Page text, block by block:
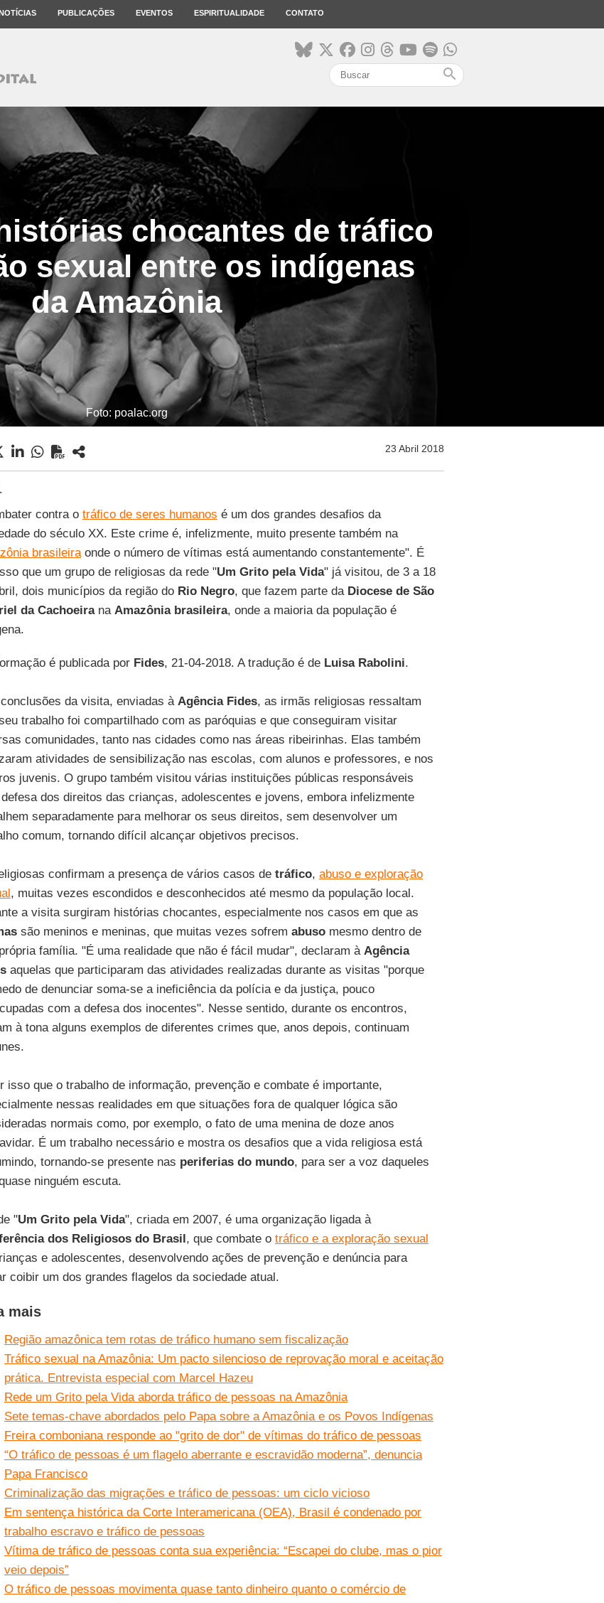
PUBLICAÇÕES EVENTOS ESPIRITUALIDADE CONTATO
search
chocantes de tráfico
sexual entre os indígenas
da Amazônia
Foto: poalac.org
23 Abril 2018
contra o tráfico de seres humanos é um dos grandes desafios da
do século XX. Este crime é, infelizmente, muito presente também na
brasileiraonde o número de vítimas está aumentando constantemente". É
que um grupo de religiosas da rede "Um Grito pela Vida" já visitou, de 3 a 18
dois municípios da região do Rio Negro, que fazem parte da Diocese de São
da Cachoeirana Amazônia brasileira, onde a maioria da população é
é publicada por Fides, 21-04-2018. A tradução é de Luisa Rabolini.
da visita, enviadas à Agência Fides, as irmãs religiosas ressaltam
trabalho foi compartilhado com as paróquias e que conseguiram visitar
comunidades, tanto nas cidades como nas áreas ribeirinhas. Elas também
atividades de sensibilização nas escolas, com alunos e professores, e nos
juvenis. O grupo também visitou várias instituições públicas responsáveis
dos direitos das crianças, adolescentes e jovens, embora infelizmente
separadamente para melhorar os seus direitos, sem desenvolver um
comum, tornando difícil alcançar objetivos precisos.
confirmam a presença de vários casos de tráfico, abuso e exploração
, muitas vezes escondidos e desconhecidos até mesmo da população local.
a visita surgiram histórias chocantes, especialmente nos casos em que as
são meninos e meninas, que muitas vezes sofrem abusomesmo dentro de
família. "É uma realidade que não é fácil mudar", declaram à Agência
aquelas que participaram das atividades realizadas durante as visitas "porque
de denunciar soma-se a ineficiência da polícia e da justiça, pouco
com a defesa dos inocentes". Nesse sentido, durante os encontros,
à tona alguns exemplos de diferentes crimes que, anos depois, continuam
isso que o trabalho de informação, prevenção e combate é importante,
nessas realidades em que situações fora de qualquer lógica são
normais como, por exemplo, o fato de uma menina de doze anos
É um trabalho necessário e mostra os desafios que a vida religiosa está
tornando-se presente nas periferias do mundo, para ser a voz daqueles
ninguém escuta.
"Um Grito pela Vida", criada em 2007, é uma organização ligada à
dos Religiosos do Brasil, que combate o tráfico e a exploração sexual
e adolescentes, desenvolvendo ações de prevenção e denúncia para
coibir um dos grandes flagelos da sociedade atual.
mais
Região amazônica tem rotas de tráfico humano sem fiscalização
Tráfico sexual na Amazônia: Um pacto silencioso de reprovação moral e aceitação
prática. Entrevista especial com Marcel Hazeu
Rede um Grito pela Vida aborda tráfico de pessoas na Amazônia
Sete temas-chave abordados pelo Papa sobre a Amazônia e os Povos Indígenas
Freira comboniana responde ao "grito de dor" de vítimas do tráfico de pessoas
“O tráfico de pessoas é um flagelo aberrante e escravidão moderna”, denuncia
Papa Francisco
Criminalização das migrações e tráfico de pessoas: um ciclo vicioso
Em sentença histórica da Corte Interamericana (OEA), Brasil é condenado por
trabalho escravo e tráfico de pessoas
Vítima de tráfico de pessoas conta sua experiência: “Escapei do clube, mas o pior
veio depois”
O tráfico de pessoas movimenta quase tanto dinheiro quanto o comércio de